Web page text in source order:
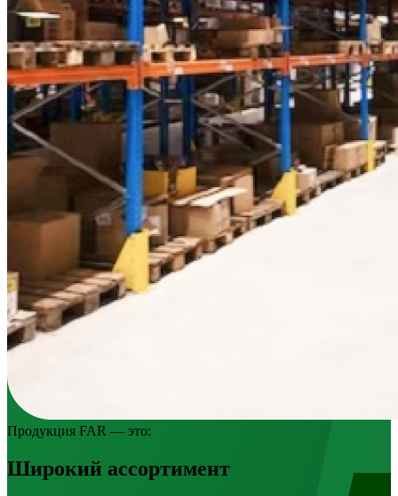
Продукция FAR — это:
Широкий ассортимент